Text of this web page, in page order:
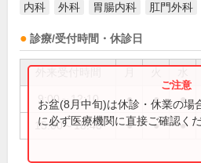
内科 外科 胃腸内科 肛門外科
診療/受付時間・休診日
9:00～12:10 ● ● ●
15:00～18:40 ● ● ●
お盆(8月中旬)は休診・休業の場
に必ず医療機関に直接ご確認くだ